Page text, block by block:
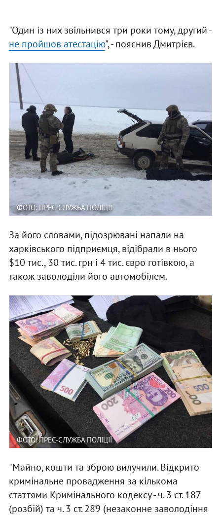
"Один із них звільнився три роки тому, другий -
не пройшов атестацію", - пояснив Дмитрієв.
ФОТО: ПРЕС-СЛУЖБА ПОЛІЦІЇ
За його словами, підозрювані напали на
харківського підприємця, відібрали в нього
$10 тис., 30 тис. грн і 4 тис. євро готівкою, а
також заволоділи його автомобілем.
ФОТО: ПРЕС-СЛУЖБА ПОЛІЦІЇ
"Майно, кошти та зброю вилучили. Відкрито
кримінальне провадження за кількома
статтями Кримінального кодексу - ч. 3 ст. 187
(розбій) та ч. 3 ст. 289 (незаконне заволодіння